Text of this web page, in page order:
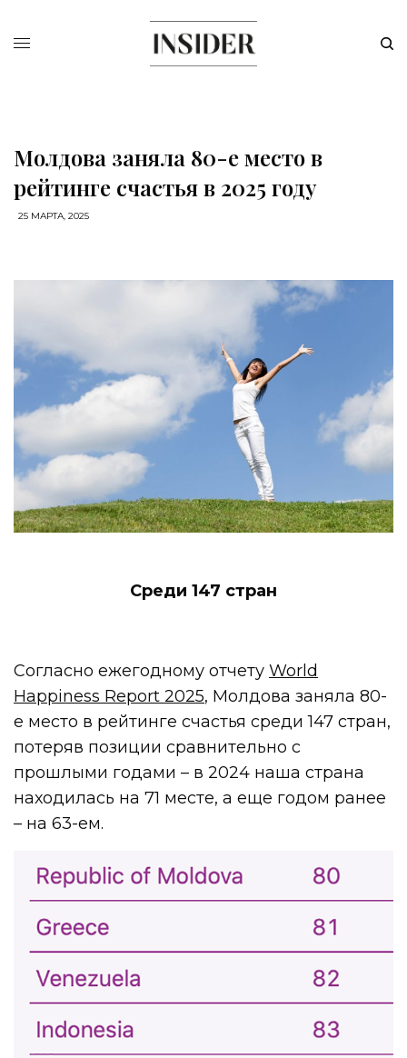
Молдова заняла 80-е место в
рейтинге счастья в 2025 году
25 МАРТА, 2025
Cреди 147 стран
Согласно ежегодному отчетуWorld
Happiness Report 2025, Молдова заняла 80-
е место в рейтинге счастья среди 147 стран,
потеряв позиции сравнительно с
прошлыми годами – в 2024 наша страна
находилась на 71 месте, а еще годом ранее
– на 63-ем.